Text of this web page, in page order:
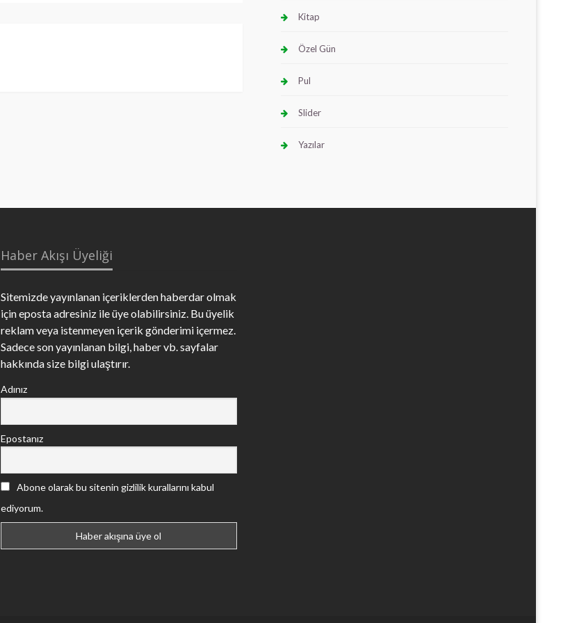
Kitap
Özel Gün
Pul
Slider
Yazılar
Haber Akışı Üyeliği
Sitemizde yayınlanan içeriklerden haberdar olmak
için eposta adresiniz ile üye olabilirsiniz. Bu üyelik
reklam veya istenmeyen içerik gönderimi içermez.
Sadece son yayınlanan bilgi, haber vb. sayfalar
hakkında size bilgi ulaştırır.
Adınız
Epostanız
Abone olarak bu sitenin gizlilik kurallarını kabul
ediyorum.